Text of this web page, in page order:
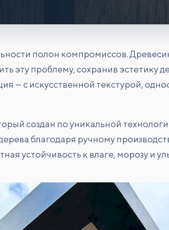
полон компромиссов.
проблему, сохранив эстетику
— с искусственной текстурой,
создан по уникальной
благодаря ручному
устойчивость к влаге, морозу и